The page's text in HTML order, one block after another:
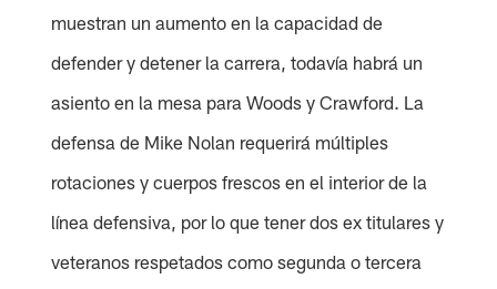
muestran un aumento en la capacidad de
defender y detener la carrera, todavía habrá un
asiento en la mesa para Woods y Crawford. La
defensa de Mike Nolan requerirá múltiples
rotaciones y cuerpos frescos en el interior de la
línea defensiva, por lo que tener dos ex titulares y
veteranos respetados como segunda o tercera